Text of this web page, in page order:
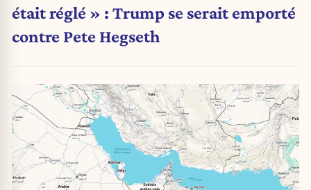
était réglé » : Trump se serait emporté
contre Pete Hegseth